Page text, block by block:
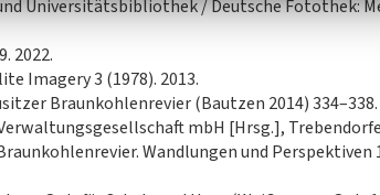
Universitätsbibliothek / Deutsche Fotothek:
2022.
Imagery 3 (1978). 2013.
Braunkohlenrevier (Bautzen 2014) 334–338.
mbH [Hrsg.],
Wandlungen und Perspektiven